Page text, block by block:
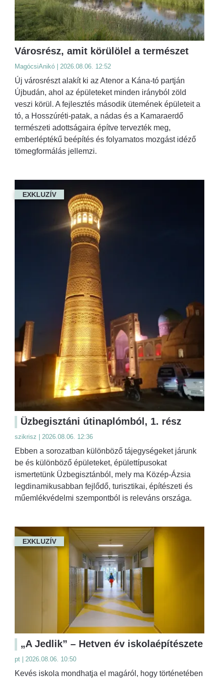
Városrész, amit körülölel a természet
MagócsiAnikó | 2026.08.06. 12:52
Új városrészt alakít ki az Atenor a Kána-tó partján
Újbudán, ahol az épületeket minden irányból zöld
veszi körül. A fejlesztés második ütemének épületeit a
tó, a Hosszúréti-patak, a nádas és a Kamaraerdő
természeti adottságaira építve tervezték meg,
emberléptékű beépítés és folyamatos mozgást idéző
tömegformálás jellemzi.
EXKLUZÍV
Üzbegisztáni útinaplómból, 1. rész
szikrisz | 2026.08.06. 12:36
Ebben a sorozatban különböző tájegységeket járunk
be és különböző épületeket, épülettípusokat
ismertetünk Üzbegisztánból, mely ma Közép-Ázsia
legdinamikusabban fejlődő, turisztikai, építészeti és
műemlékvédelmi szempontból is releváns országa.
EXKLUZÍV
„A Jedlik” – Hetven év iskolaépítészete
pt | 2026.08.06. 10:50
Kevés iskola mondhatja el magáról, hogy történetében